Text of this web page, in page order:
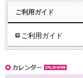
ご利用ガイド
ご利用ガイド